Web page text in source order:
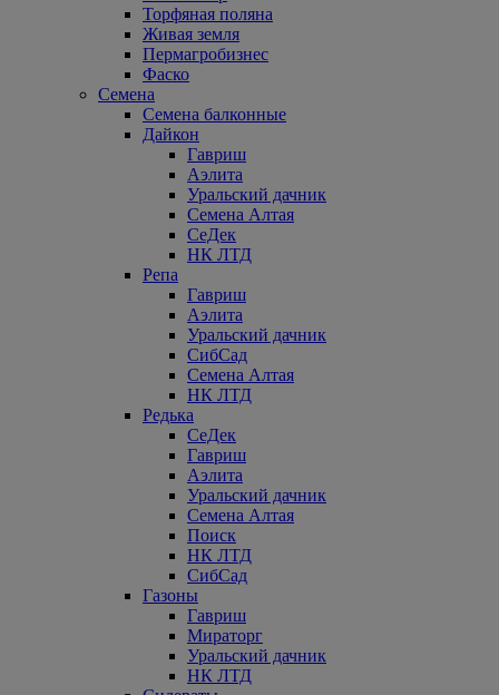
Торфяная поляна
Живая земля
Пермагробизнес
Фаско
Семена
Семена балконные
Дайкон
Гавриш
Аэлита
Уральский дачник
Семена Алтая
СеДек
НК ЛТД
Репа
Гавриш
Аэлита
Уральский дачник
СибСад
Семена Алтая
НК ЛТД
Редька
СеДек
Гавриш
Аэлита
Уральский дачник
Семена Алтая
Поиск
НК ЛТД
СибСад
Газоны
Гавриш
Мираторг
Уральский дачник
НК ЛТД